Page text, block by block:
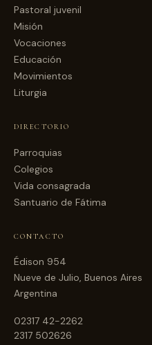
Pastoral juvenil
Misión
Vocaciones
Educación
Movimientos
Liturgia
DIRECTORIO
Parroquias
Colegios
Vida consagrada
Santuario de Fátima
CONTACTO
Édison 954
Nueve de Julio, Buenos Aires
Argentina
02317 42-2262
2317 502626